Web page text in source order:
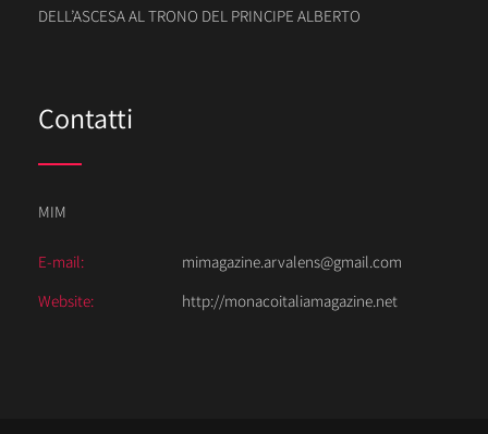
DELL’ASCESA AL TRONO DEL PRINCIPE ALBERTO
Contatti
MIM
E-mail:
mimagazine.arvalens@gmail.com
Website:
http://monacoitaliamagazine.net